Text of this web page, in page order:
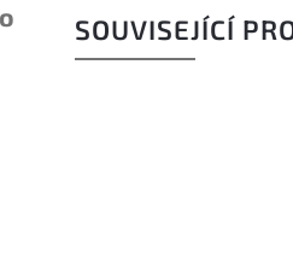
SOUVISEJÍCÍ